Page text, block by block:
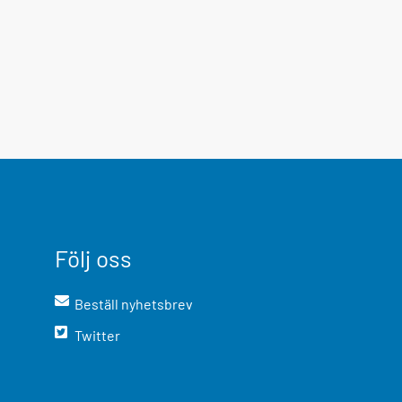
Följ oss
Beställ nyhetsbrev
Twitter